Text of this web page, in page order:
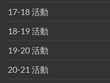
17-18 活動
18-19 活動
19-20 活動
20-21 活動